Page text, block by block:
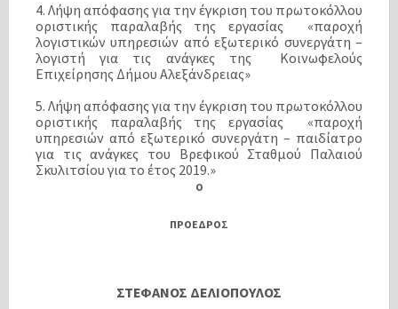
4. Λήψη απόφασης για την έγκριση του πρωτοκόλλου
οριστικής παραλαβής της εργασίας «παροχή
λογιστικών υπηρεσιών από εξωτερικό συνεργάτη –
λογιστή για τις ανάγκες της Κοινωφελούς
Επιχείρησης Δήμου Αλεξάνδρειας»
5. Λήψη απόφασης για την έγκριση του πρωτοκόλλου
οριστικής παραλαβής της εργασίας «παροχή
υπηρεσιών από εξωτερικό συνεργάτη – παιδίατρο
για τις ανάγκες του Βρεφικού Σταθμού Παλαιού
Σκυλιτσίου για το έτος 2019.»
O
ΠΡΟΕΔΡΟΣ
ΣΤΕΦΑΝΟΣ ΔΕΛΙΟΠΟΥΛΟΣ